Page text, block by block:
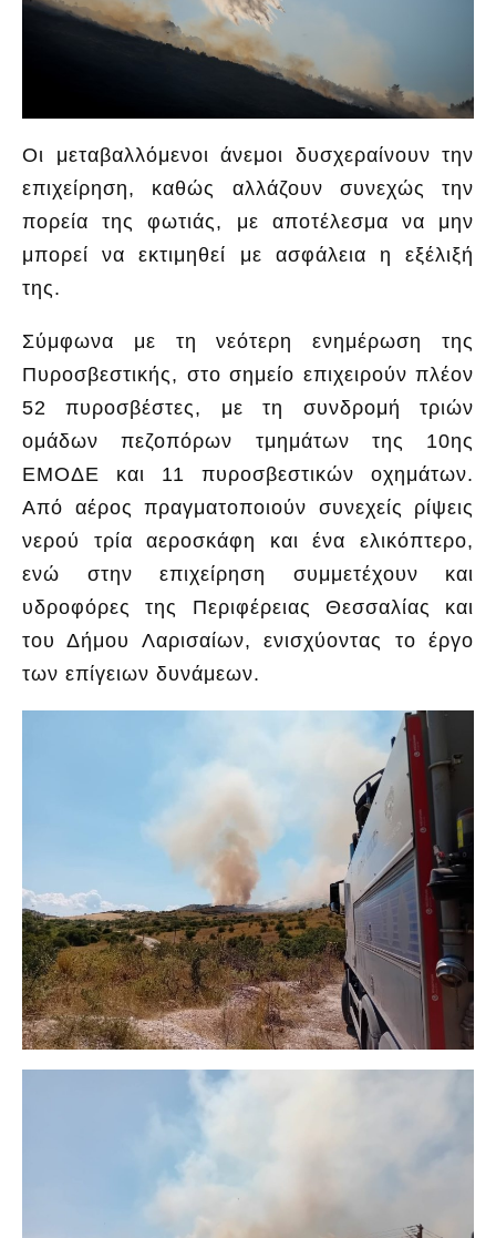
Οι μεταβαλλόμενοι άνεμοι δυσχεραίνουν την
επιχείρηση, καθώς αλλάζουν συνεχώς την
πορεία της φωτιάς, με αποτέλεσμα να μην
μπορεί να εκτιμηθεί με ασφάλεια η εξέλιξή
της.
Σύμφωνα με τη νεότερη ενημέρωση της
Πυροσβεστικής, στο σημείο επιχειρούν πλέον
52 πυροσβέστες, με τη συνδρομή τριών
ομάδων πεζοπόρων τμημάτων της 10ης
ΕΜΟΔΕ και 11 πυροσβεστικών οχημάτων.
Από αέρος πραγματοποιούν συνεχείς ρίψεις
νερού τρία αεροσκάφη και ένα ελικόπτερο,
ενώ στην επιχείρηση συμμετέχουν και
υδροφόρες της Περιφέρειας Θεσσαλίας και
του Δήμου Λαρισαίων, ενισχύοντας το έργο
των επίγειων δυνάμεων.